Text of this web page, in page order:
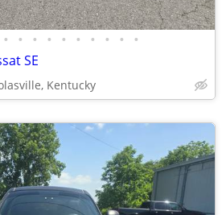
• • • • • • • • • •
SE
Kentucky